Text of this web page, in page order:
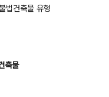
법건축물 유형
축물